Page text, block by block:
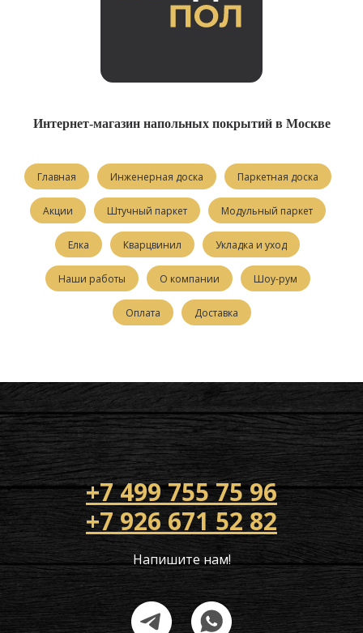
Интернет-магазин напольных покрытий в Москве
Главная Инженерная доска Паркетная доска
Акции Штучный паркет Модульный паркет
Елка Кварцвинил Укладка и уход
Наши работы О компании Шоу-рум
Оплата Доставка
+7 499 755 75 96
+7 926 671 52 82
Напишите нам!